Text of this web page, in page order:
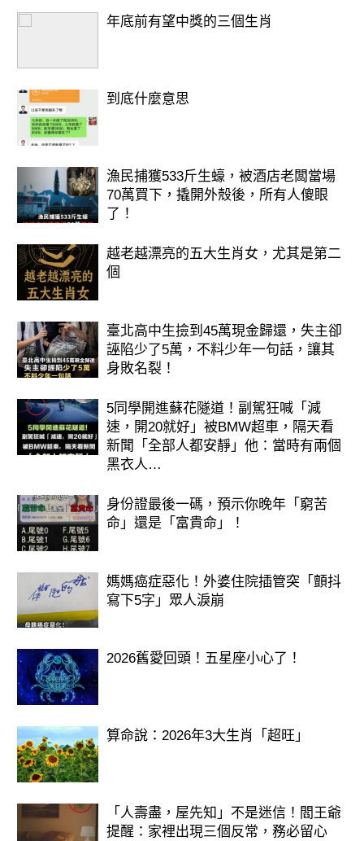
年底前有望中獎的三個生肖
到底什麼意思
漁民捕獲533斤生蠔，被酒店老闆當場
70萬買下，撬開外殼後，所有人傻眼
了！
越老越漂亮的五大生肖女，尤其是第二
個
臺北高中生撿到45萬現金歸還，失主卻
誣陷少了5萬，不料少年一句話，讓其
身敗名裂！
5同學開進蘇花隧道！副駕狂喊「減
速，開20就好」被BMW超車，隔天看
新聞「全部人都安靜」他：當時有兩個
黑衣人…
身份證最後一碼，預示你晚年「窮苦
命」還是「富貴命」！
媽媽癌症惡化！外婆住院插管突「顫抖
寫下5字」眾人淚崩
2026舊愛回頭！五星座小心了！
算命說：2026年3大生肖「超旺」
「人壽盡，屋先知」不是迷信！閻王爺
提醒：家裡出現三個反常，務必留心